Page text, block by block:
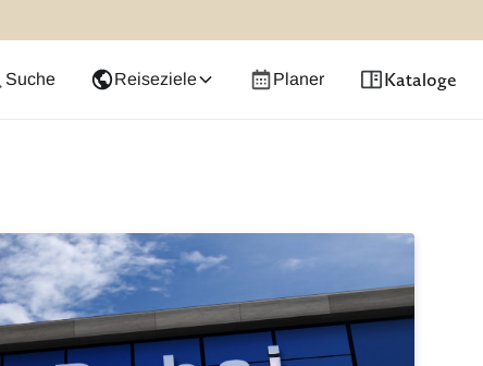
Suche Reiseziele Planer Kataloge